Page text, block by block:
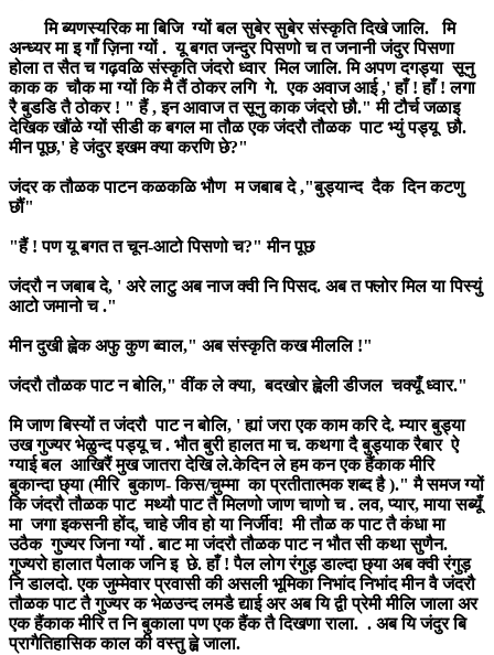
मि ब्यणस्यरिक मा बिजि ग्यों बल सुबेर सुबेर संस्कृति दिखे जालि. मि
अन्ध्यर मा इ गाँ ज़िना ग्यों . यू बगत जन्दुर पिसणो च त जनानी जंदुर पिसणा
होला त सैत च गढ़वळि संस्कृति जंदरो ध्वार मिल जालि. मि अपण दगड्या सूनु
काक क चौक मा ग्यों कि मै तैं ठोकर लगि गे. एक अवाज आई ,' हाँ ! हाँ ! लगा
रै बुडडि तै ठोकर ! " हैं , इन आवाज त सूनु काक जंदरो छौ." मी टौर्च जळाइ
देखिक खौंळे ग्यों सीडी क बगल मा तौळ एक जंदरौ तौळक पाट भ्युं पड्यू छौ.
मीन पूछ,' हे जंदुर इखम क्या करणि छे?"
जंदर क तौळक पाटन कळकळि भौण म जबाब दे ,"बुड्यान्द दैक दिन कटणु
छौं"
"हैं ! पण यू बगत त चून-आटो पिसणो च?" मीन पूछ
जंदरौ न जबाब दे, ' अरे लाटु अब नाज क्वी नि पिसद. अब त फ्लोर मिल या पिस्युं
आटो जमानो च ."
मीन दुखी ह्वेक अफु कुण ब्वाल," अब संस्कृति कख मीललि !"
जंदरौ तौळक पाट न बोलि," वींक ले क्या, बदखोर ह्वेली डीजल चक्यूँ ध्वार."
मि जाण बिस्यों त जंदरौ पाट न बोलि, ' ह्यां जरा एक काम करि दे. म्यार बुड्या
उख गुज्यर भेळुन्द पड्यू च . भौत बुरी हालत मा च. कथगा दै बुड्याक रैबार ऐ
ग्याई बल आखिरैं मुख जातरा देखि ले.केदिन ले हम कन एक हैंकाक मीरि
बुकान्दा छ्या (मीरि बुकाण- किस/चुम्मा का प्रतीतात्मक शब्द है )." मै समज ग्यों
कि जंदरौ तौळक पाट मथ्यौ पाट तै मिलणो जाण चाणो च . लव, प्यार, माया सब्यूँ
मा जगा इकसनी होंद, चाहे जीव हो या निर्जीव! मी तौळ क पाट तै कंधा मा
उठैक गुज्यर जिना ग्यों . बाट मा जंदरौ तौळक पाट न भौत सी कथा सुणैन.
गुज्यरो हालात पैलाक जनि इ छे. हाँ ! पैल लोग रंगुड़ डाल्दा छ्या अब क्वी रंगुड़
नि डालदो. एक जुम्मेवार प्रवासी की असली भूमिका निभांद निभांद मीन वै जंदरौ
तौळक पाट तै गुज्यर क भेळउन्द लमडै द्याई अर अब यि द्वी प्रेमी मीलि जाला अर
एक हैंकाक मीरि त नि बुकाला पण एक हैंक तै दिखणा राला. . अब यि जंदुर बि
प्रागैतिहासिक काल की वस्तु ह्व़े जाला.